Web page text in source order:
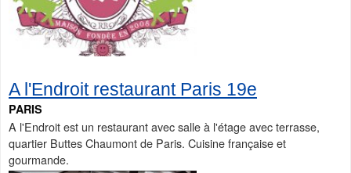
A l'Endroit restaurant Paris 19e
PARIS
A l'Endroit est un restaurant avec salle à l'étage avec terrasse,
quartier Buttes Chaumont de Paris. Cuisine française et
gourmande.